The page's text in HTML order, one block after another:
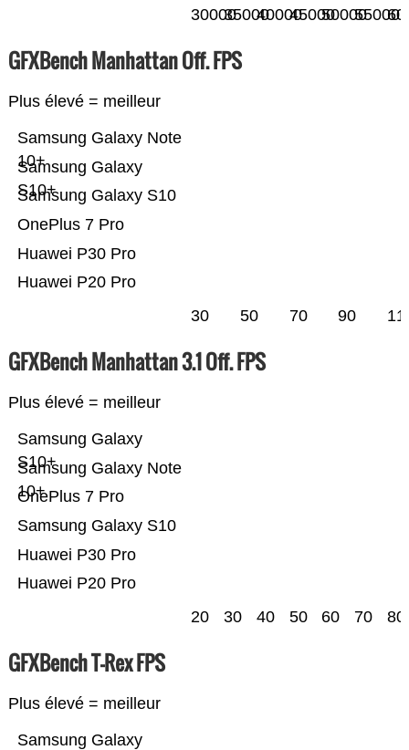
300003500040000450005000055000
GFXBench Manhattan Off. FPS
Plus élevé = meilleur
Huawei P20 Pro
Huawei P30 Pro
OnePlus 7 Pro
Samsung Galaxy S10
Samsung Galaxy
S10+
Samsung Galaxy Note
10+
30 50 70 90
GFXBench Manhattan 3.1 Off. FPS
Plus élevé = meilleur
Huawei P20 Pro
Huawei P30 Pro
Samsung Galaxy S10
OnePlus 7 Pro
Samsung Galaxy Note
10+
Samsung Galaxy
S10+
20 30 40 50 60 70 80
GFXBench T-Rex FPS
Plus élevé = meilleur
Samsung Galaxy